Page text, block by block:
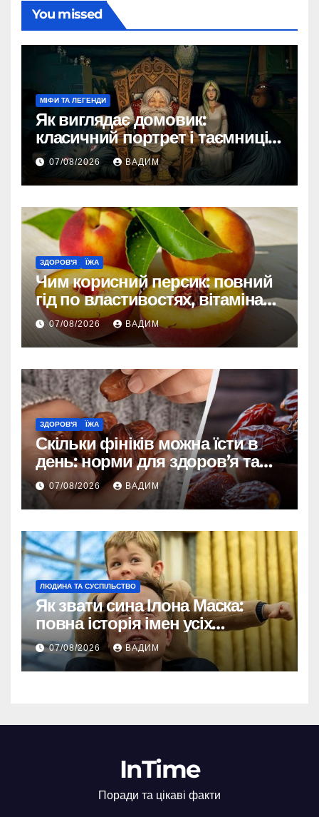
You missed
МІФИ ТА ЛЕГЕНДИ
Як виглядає домовик:
класичний портрет і таємниці
зовнішності
07/08/2026 ВАДИМ
ЗДОРОВ'Я ЇЖА
Чим корисний персик: повний
гід по властивостях, вітамінах і
впливі на організм
07/08/2026 ВАДИМ
ЗДОРОВ'Я ЇЖА
Скільки фініків можна їсти в
день: норми для здоров’я та
енергії
07/08/2026 ВАДИМ
ЛЮДИНА ТА СУСПІЛЬСТВО
Як звати сина Ілона Маска:
повна історія імен усіх
хлопчиків мільярдера
07/08/2026 ВАДИМ
InTime
Поради та цікаві факти